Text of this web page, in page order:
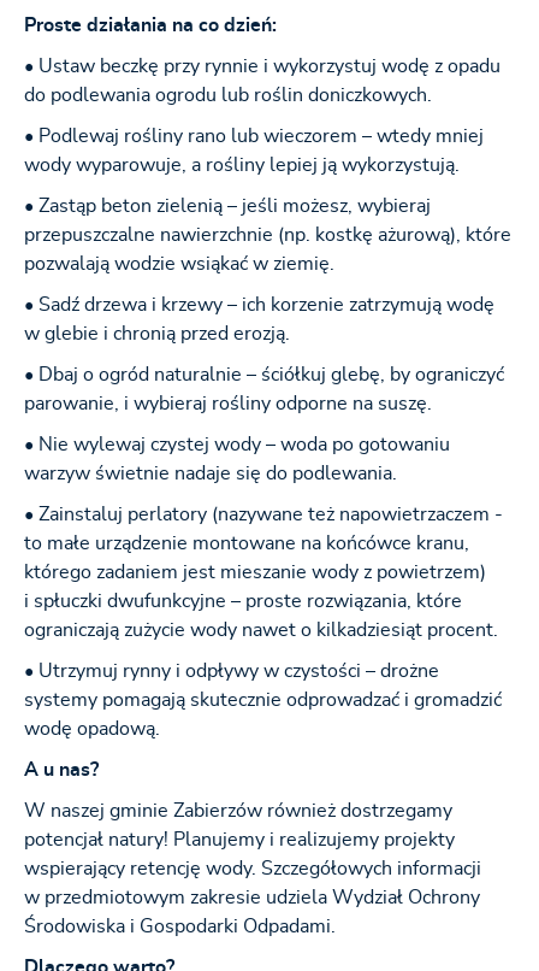
Proste działania na co dzień:
• Ustaw beczkę przy rynnie i wykorzystuj wodę z opadu
do podlewania ogrodu lub roślin doniczkowych.
• Podlewaj rośliny rano lub wieczorem – wtedy mniej
wody wyparowuje, a rośliny lepiej ją wykorzystują.
• Zastąp beton zielenią – jeśli możesz, wybieraj
przepuszczalne nawierzchnie (np. kostkę ażurową), które
pozwalają wodzie wsiąkać w ziemię.
• Sadź drzewa i krzewy – ich korzenie zatrzymują wodę
w glebie i chronią przed erozją.
• Dbaj o ogród naturalnie – ściółkuj glebę, by ograniczyć
parowanie, i wybieraj rośliny odporne na suszę.
• Nie wylewaj czystej wody – woda po gotowaniu
warzyw świetnie nadaje się do podlewania.
• Zainstaluj perlatory (nazywane też napowietrzaczem -
to małe urządzenie montowane na końcówce kranu,
którego zadaniem jest mieszanie wody z powietrzem)
i spłuczki dwufunkcyjne – proste rozwiązania, które
ograniczają zużycie wody nawet o kilkadziesiąt procent.
• Utrzymuj rynny i odpływy w czystości – drożne
systemy pomagają skutecznie odprowadzać i gromadzić
wodę opadową.
A u nas?
W naszej gminie Zabierzów również dostrzegamy
potencjał natury! Planujemy i realizujemy projekty
wspierający retencję wody. Szczegółowych informacji
w przedmiotowym zakresie udziela Wydział Ochrony
Środowiska i Gospodarki Odpadami.